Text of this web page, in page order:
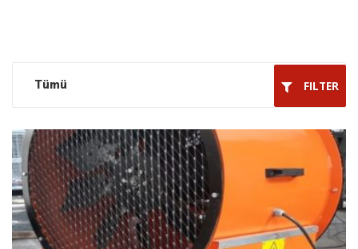
FILTER
Tümü
Türkçe